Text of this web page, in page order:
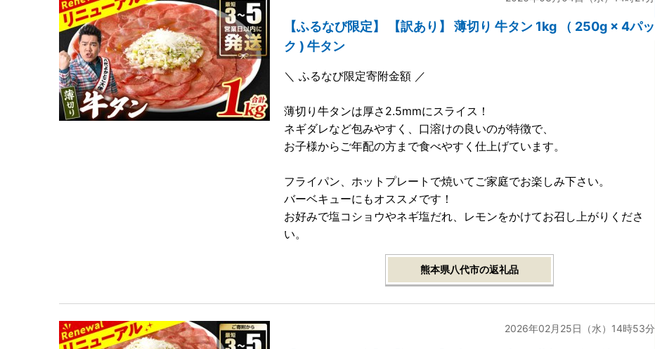
【ふるなび限定】 【訳あり】 薄切り 牛タン 1kg （ 250g × 4パッ
ク ) 牛タン
＼ ふるなび限定寄附金額 ／
薄切り牛タンは厚さ2.5mmにスライス！
ネギダレなど包みやすく、口溶けの良いのが特徴で、
お子様からご年配の方まで食べやすく仕上げています。
フライパン、ホットプレートで焼いてご家庭でお楽しみ下さい。
バーベキューにもオススメです！
お好みで塩コショウやネギ塩だれ、レモンをかけてお召し上がりくださ
い。
熊本県八代市の返礼品
2026年02月25日（水）14時53分